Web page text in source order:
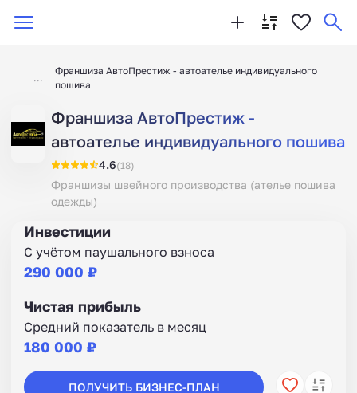
Франшиза АвтоПрестиж - автоателье индивидуального
пошива
Франшиза АвтоПрестиж -
автоателье индивидуального пошива
4.6(18)
Франшизы швейного производства (ателье пошива
одежды)
Инвестиции
С учётом паушального взноса
290 000 ₽
Чистая прибыль
Средний показатель в месяц
180 000 ₽
ПОЛУЧИТЬ БИЗНЕС-ПЛАН